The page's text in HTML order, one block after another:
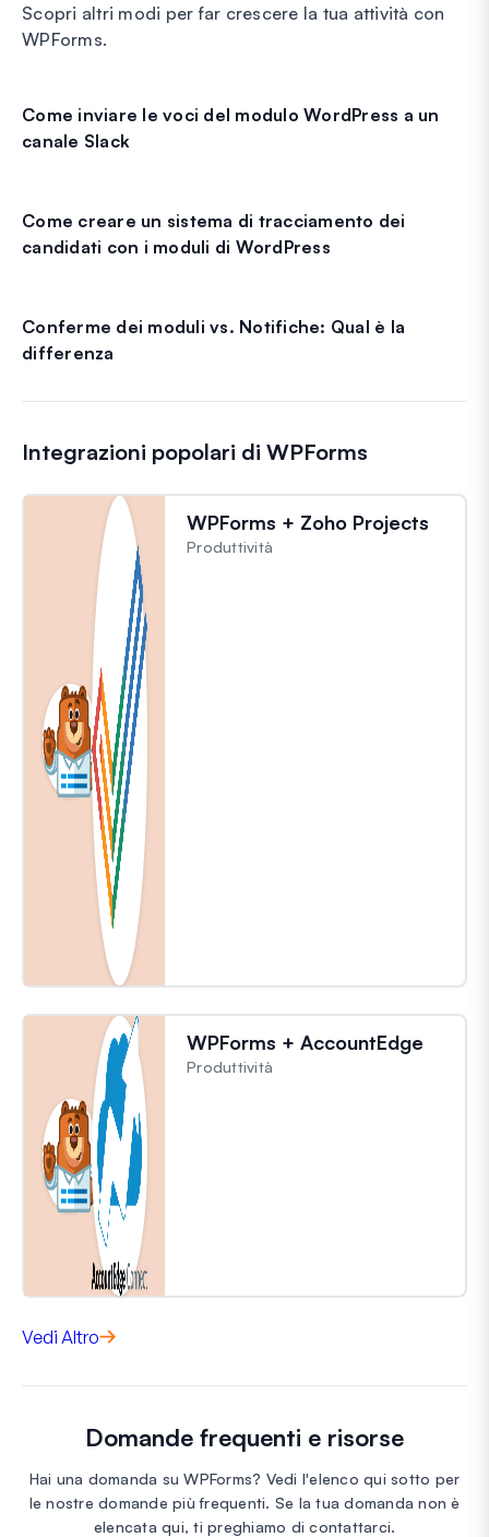
Scopri altri modi per far crescere la tua attività con
WPForms.
Come inviare le voci del modulo WordPress a un
canale Slack
Come creare un sistema di tracciamento dei
candidati con i moduli di WordPress
Conferme dei moduli vs. Notifiche: Qual è la
differenza
Integrazioni popolari di WPForms
WPForms + Zoho Projects
Produttività
WPForms + AccountEdge
Produttività
Vedi Altro
Domande frequenti e risorse
Hai una domanda su WPForms? Vedi l'elenco qui sotto per
le nostre domande più frequenti. Se la tua domanda non è
elencata qui, ti preghiamo di contattarci.